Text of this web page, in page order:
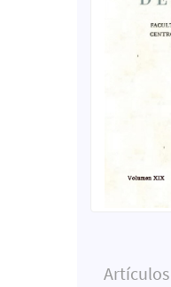
Artículos